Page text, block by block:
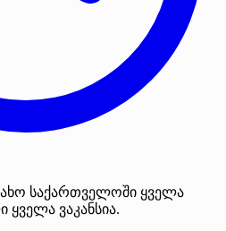
საქართველოში ყველა
ვაკანსია.